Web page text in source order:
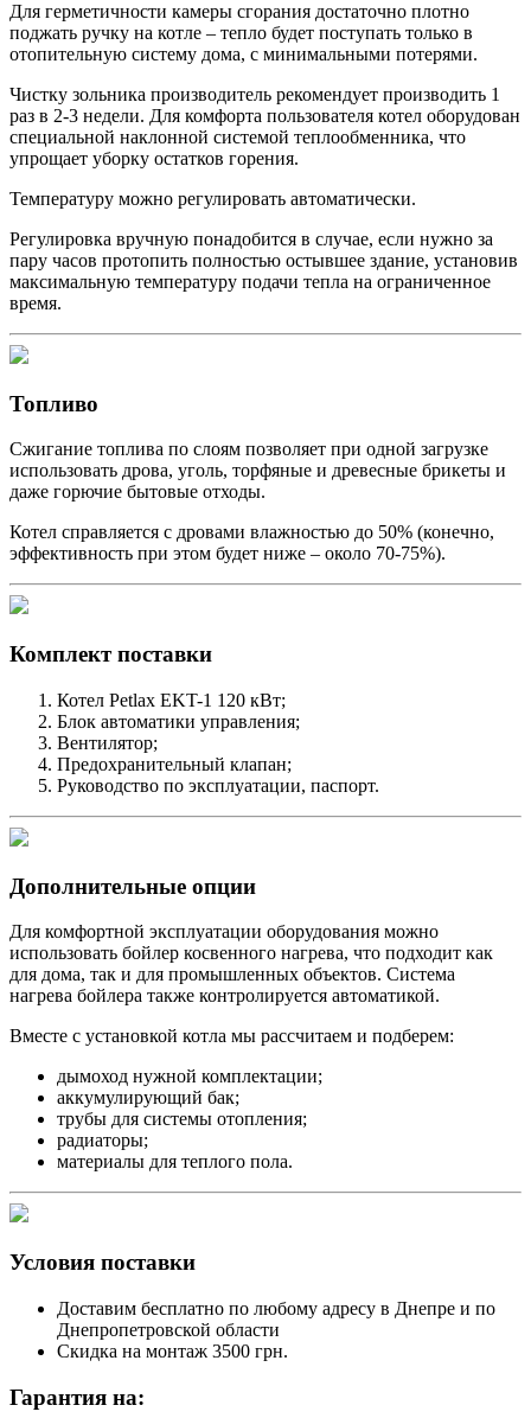
Для герметичности камеры сгорания достаточно плотно
поджать ручку на котле – тепло будет поступать только в
отопительную систему дома, с минимальными потерями.
Чистку зольника производитель рекомендует производить 1
раз в 2-3 недели. Для комфорта пользователя котел оборудован
специальной наклонной системой теплообменника, что
упрощает уборку остатков горения.
Температуру можно регулировать автоматически.
Регулировка вручную понадобится в случае, если нужно за
пару часов протопить полностью остывшее здание, установив
максимальную температуру подачи тепла на ограниченное
время.
Топливо
Сжигание топлива по слоям позволяет при одной загрузке
использовать дрова, уголь, торфяные и древесные брикеты и
даже горючие бытовые отходы.
Котел справляется с дровами влажностью до 50% (конечно,
эффективность при этом будет ниже – около 70-75%).
Комплект поставки
Котел Petlax EKT-1 120 кВт;
Блок автоматики управления;
Вентилятор;
Предохранительный клапан;
Руководство по эксплуатации, паспорт.
Дополнительные опции
Для комфортной эксплуатации оборудования можно
использовать бойлер косвенного нагрева, что подходит как
для дома, так и для промышленных объектов. Система
нагрева бойлера также контролируется автоматикой.
Вместе с установкой котла мы рассчитаем и подберем:
дымоход нужной комплектации;
аккумулирующий бак;
трубы для системы отопления;
радиаторы;
материалы для теплого пола.
Условия поставки
Доставим бесплатно по любому адресу в Днепре и по
Днепропетровской области
Скидка на монтаж 3500 грн.
Гарантия на: